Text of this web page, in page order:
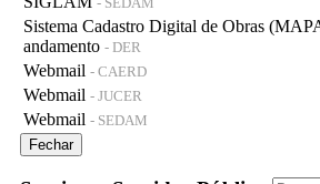
Sistema Cadastro Digital de Obras
andamento - DER
Webmail - CAERD
Webmail - JUCER
Webmail - SEDAM
Fechar